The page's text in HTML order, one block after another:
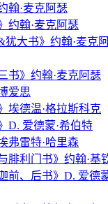
翰·麦克阿瑟
约翰·麦克阿瑟
大书》约翰·麦克
书》约翰·麦克阿瑟
爱思
埃德温·格拉斯科克
D. 爱德蒙·希伯特
弗雷特·哈里森
腓利门书》约翰·基
前、后书》D. 爱德